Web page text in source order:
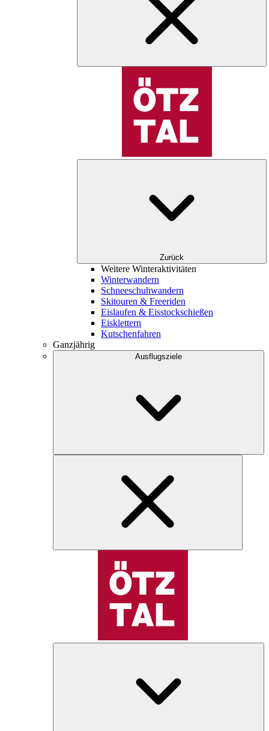
Zurück
Weitere Winteraktivitäten
Winterwandern
Schneeschuhwandern
Skitouren & Freeriden
Eislaufen & Eisstockschießen
Eisklettern
Kutschenfahren
Ganzjährig
Ausflugsziele